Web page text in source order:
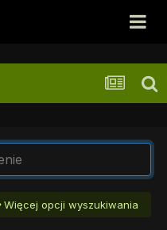
Więcej opcji wyszukiwania